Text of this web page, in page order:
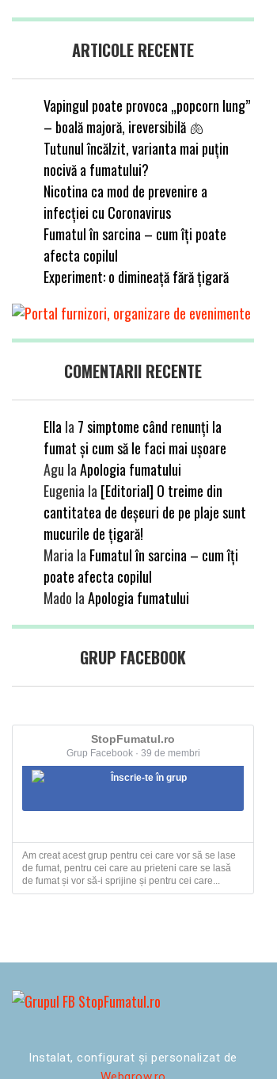
ARTICOLE RECENTE
Vapingul poate provoca „popcorn lung”
– boală majoră, ireversibilă 🫁
Tutunul încălzit, varianta mai puțin
nocivă a fumatului?
Nicotina ca mod de prevenire a
infecției cu Coronavirus
Fumatul în sarcina – cum îți poate
afecta copilul
Experiment: o dimineață fără țigară
COMENTARII RECENTE
Ella la 7 simptome când renunți la
fumat și cum să le faci mai ușoare
Agu laApologia fumatului
Eugenia la [Editorial] O treime din
cantitatea de deșeuri de pe plaje sunt
mucurile de țigară!
Maria la Fumatul în sarcina – cum îți
poate afecta copilul
Mado laApologia fumatului
GRUP FACEBOOK
StopFumatul.ro
Grup Facebook · 39 de membri
Înscrie-te în grup
Am creat acest grup pentru cei care vor să se lase
de fumat, pentru cei care au prieteni care se lasă
de fumat și vor să-i sprijine și pentru cei care...
Instalat, configurat și personalizat de